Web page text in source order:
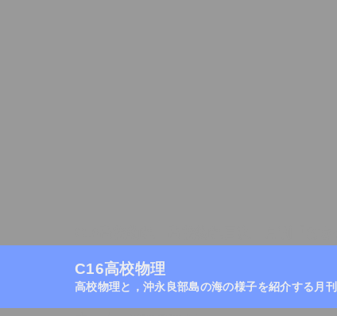
C16高校物理
高校物理と，沖永良部島の海の様子を紹介する月